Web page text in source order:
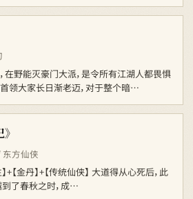
在野能灭豪门大派，是令所有江湖人都畏惧
领大家长日渐老迈，对于整个暗…
方仙侠
】+【金丹】+【传统仙侠】 大道得从心死后，此
到了春秋之时，成…